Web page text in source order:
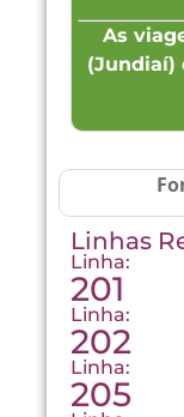
As
(Jundiaí)
Linhas
Linha:
201
Linha:
202
Linha:
205